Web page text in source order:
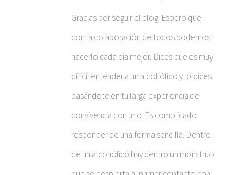
Gracias por seguir el blog. Espero que
con la colaboración de todos podemos
hacerlo cada día mejor. Dices que es muy
difícil entender a un alcohólico y lo dices
basándote en tu larga experiencia de
convivencia con uno. Es complicado
responder de una forma sencilla. Dentro
de un alcohólico hay dentro un monstruo